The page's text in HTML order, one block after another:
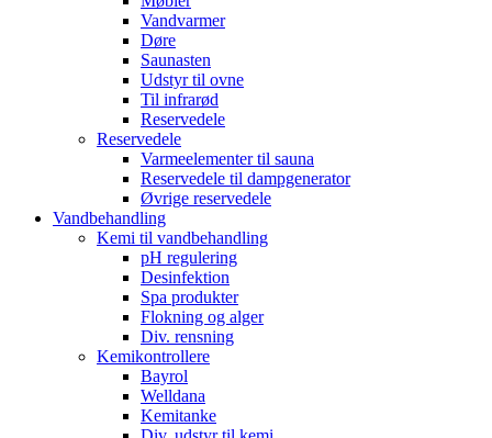
Vandvarmer
Døre
Saunasten
Udstyr til ovne
Til infrarød
Reservedele
Reservedele
Varmeelementer til sauna
Reservedele til dampgenerator
Øvrige reservedele
Vandbehandling
Kemi til vandbehandling
pH regulering
Desinfektion
Spa produkter
Flokning og alger
Div. rensning
Kemikontrollere
Bayrol
Welldana
Kemitanke